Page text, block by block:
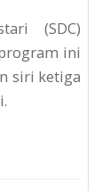
(SDC)
ini
siri ketiga